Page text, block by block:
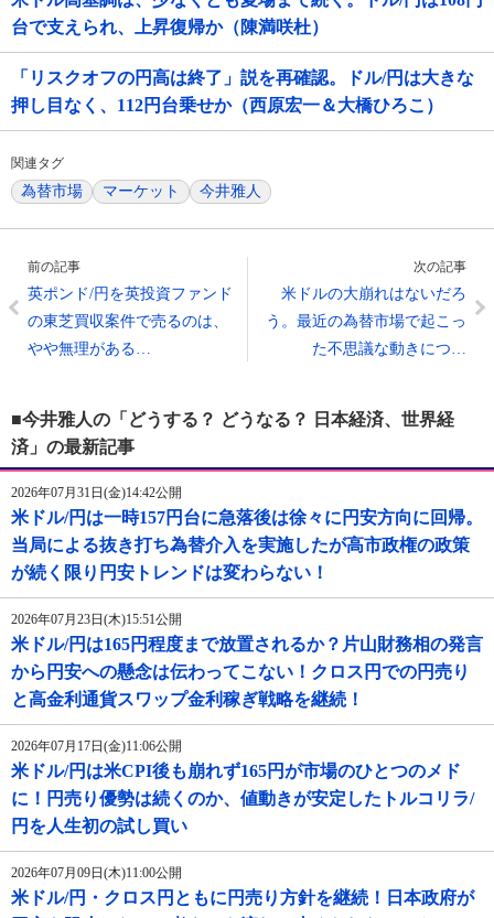
台で支えられ、上昇復帰か（陳満咲杜）
「リスクオフの円高は終了」説を再確認。ドル/円は大きな
押し目なく、112円台乗せか（西原宏一＆大橋ひろこ）
関連タグ
為替市場 マーケット 今井雅人
前の記事
英ポンド/円を英投資ファンド
の東芝買収案件で売るのは、
やや無理がある…
次の記事
米ドルの大崩れはないだろ
う。最近の為替市場で起こっ
た不思議な動きにつ…
■今井雅人の「どうする？ どうなる？ 日本経済、世界経
済」の最新記事
2026年07月31日(金)14:42公開
米ドル/円は一時157円台に急落後は徐々に円安方向に回帰。
当局による抜き打ち為替介入を実施したが高市政権の政策
が続く限り円安トレンドは変わらない！
2026年07月23日(木)15:51公開
米ドル/円は165円程度まで放置されるか？片山財務相の発言
から円安への懸念は伝わってこない！クロス円での円売り
と高金利通貨スワップ金利稼ぎ戦略を継続！
2026年07月17日(金)11:06公開
米ドル/円は米CPI後も崩れず165円が市場のひとつのメド
に！円売り優勢は続くのか、値動きが安定したトルコリラ/
円を人生初の試し買い
2026年07月09日(木)11:00公開
米ドル/円・クロス円ともに円売り方針を継続！日本政府が